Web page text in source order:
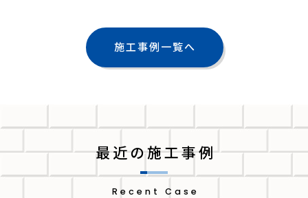
施工事例一覧へ
最近の施工事例
Recent Case